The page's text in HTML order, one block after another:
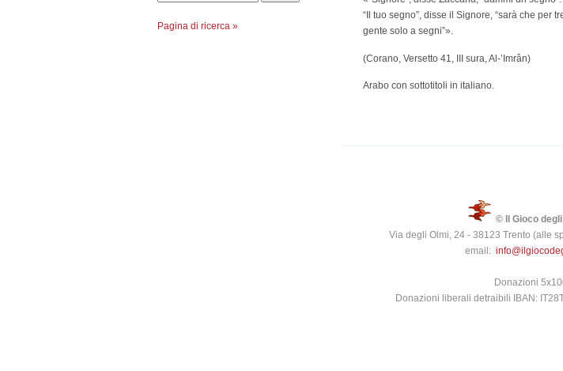
Pagina di ricerca »
“Il tuo segno”, disse il Signore, “sarà che per
gente solo a segni”».
(Corano, Versetto 41, III sura, Al-’Imrân)
Arabo con sottotitoli in italiano.
© Il Gioco
Via degli Olmi, 24 - 38123 Trento (alle
email:
Donazioni
Donazioni liberali detraibili IBAN: